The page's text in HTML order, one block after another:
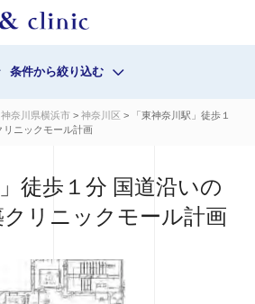
条件から絞り込む
神奈川県横浜市 > 神奈川区 > 「東神奈川駅」徒歩１
リニックモール計画
徒歩１分 国道沿いの
クリニックモール計画